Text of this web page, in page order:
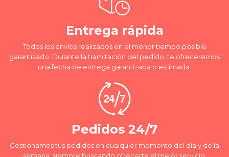
Entrega rápida
Todos los envíos realizados en el menor tiempo posible
garantizado. Durante la tramitación del pedido, te ofreceremos
una fecha de entrega garantizada o estimada.
Pedidos 24/7
Gestionamos tus pedidos en cualquier momento del día y de la
semana, siempre buscando ofrecerte el mejor servicio.